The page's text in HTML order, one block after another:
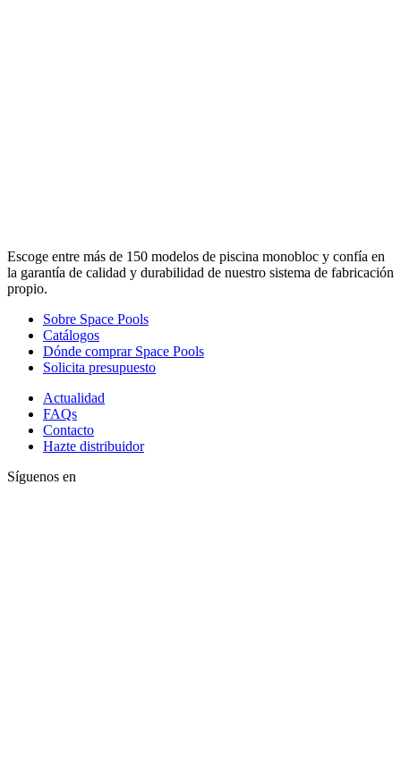
Escoge entre más de 150 modelos de piscina monobloc y confía en
la garantía de calidad y durabilidad de nuestro sistema de fabricación
propio.
Sobre Space Pools
Catálogos
Dónde comprar Space Pools
Solicita presupuesto
Actualidad
FAQs
Contacto
Hazte distribuidor
Síguenos en